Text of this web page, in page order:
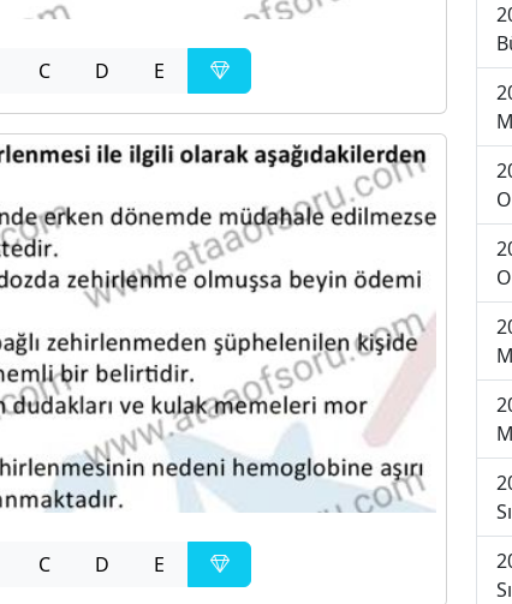
C D E
C D E